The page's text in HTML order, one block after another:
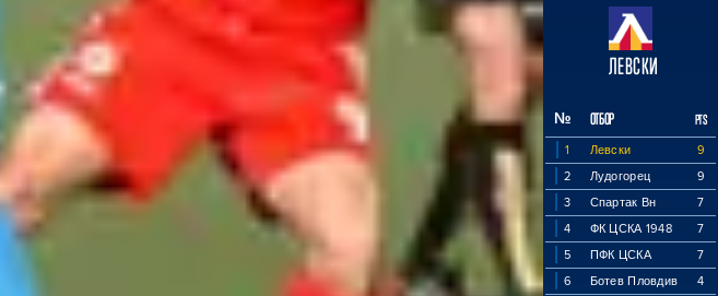
ЛЕВСКИ
№ ОТБОР PTS
1 Левски
9
2
Лудогорец
9
3
Спартак Вн
7
4
ФК ЦСКА 1948
7
5
ПФК ЦСКА
7
6
Ботев Пловдив
4